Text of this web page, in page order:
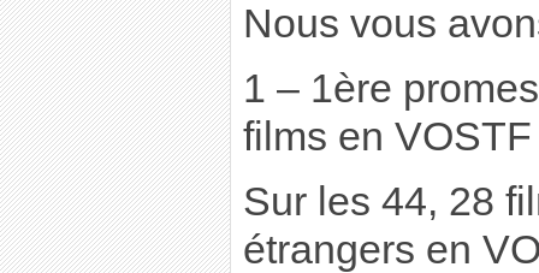
Nous vous
1 – 1ère
films en VOSTF
Sur les 44, 28
étrangers en